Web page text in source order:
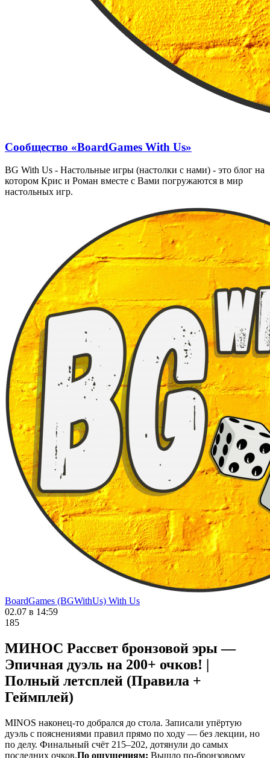
Сообщество «BoardGames With Us»
BG With Us - Настольные игры (настолки с нами) - это блог на
котором Крис и Роман вместе с Вами погружаются в мир
настольных игр.
BoardGames (BGWithUs) With Us
02.07 в 14:59
185
МИНОС Рассвет бронзовой эры —
Эпичная дуэль на 200+ очков! |
Полный летсплей (Правила +
Геймплей)
MINOS наконец-то добрался до стола. Записали упёртую
дуэль с пояснениями правил прямо по ходу — без лекции, но
по делу. Финальный счёт 215–202, дотянули до самых
последних очков.По ощущениям: Вышло по‑бронзовому